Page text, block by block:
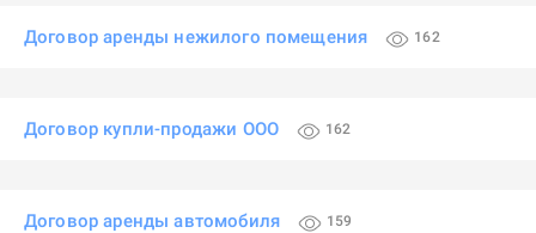
Договор аренды нежилого помещения 162
Договор купли-продажи ООО 162
Договор аренды автомобиля 159